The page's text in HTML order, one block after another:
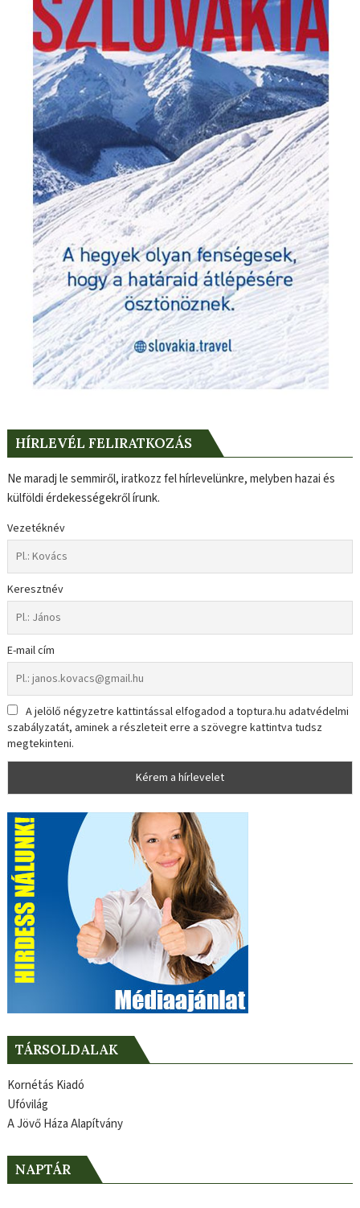
HÍRLEVÉL FELIRATKOZÁS
Ne maradj le semmiről, iratkozz fel hírlevelünkre, melyben hazai és
külföldi érdekességekről írunk.
Vezetéknév
Keresztnév
E-mail cím
A jelölő négyzetre kattintással elfogadod a toptura.hu adatvédelmi
szabályzatát, aminek a részleteit erre a szövegre kattintva tudsz
megtekinteni.
TÁRSOLDALAK
Kornétás Kiadó
Ufóvilág
A Jövő Háza Alapítvány
NAPTÁR